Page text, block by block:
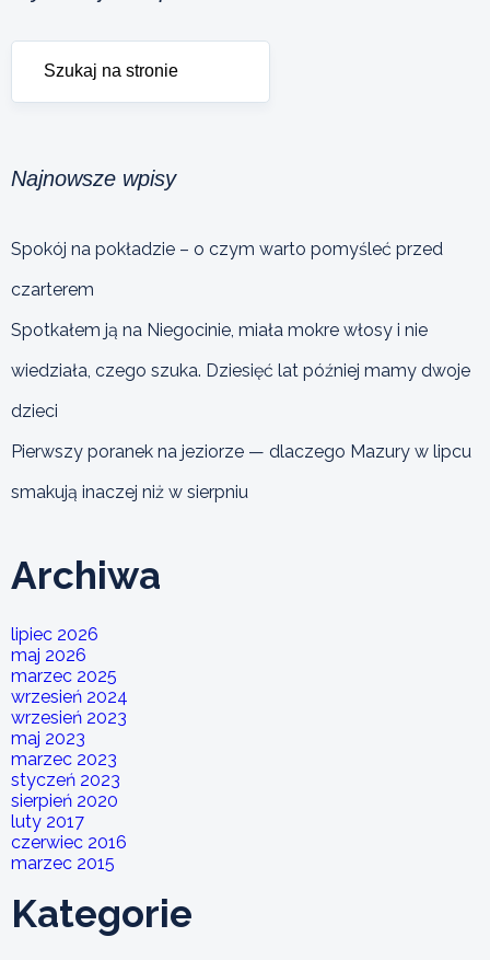
Najnowsze wpisy
Spokój na pokładzie – o czym warto pomyśleć przed
czarterem
Spotkałem ją na Niegocinie, miała mokre włosy i nie
wiedziała, czego szuka. Dziesięć lat później mamy dwoje
dzieci
Pierwszy poranek na jeziorze — dlaczego Mazury w lipcu
smakują inaczej niż w sierpniu
Archiwa
lipiec 2026
maj 2026
marzec 2025
wrzesień 2024
wrzesień 2023
maj 2023
marzec 2023
styczeń 2023
sierpień 2020
luty 2017
czerwiec 2016
marzec 2015
Kategorie